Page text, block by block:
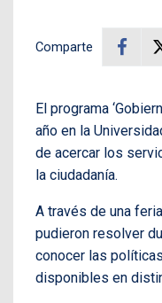
Comparte
El programa
año en la
de acercar los
la ciudadanía.
A través de una
pudieron resolver
conocer las
disponibles en